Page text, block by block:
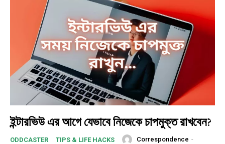
ইন্টারভিউ এর আগে যেভাবে নিজেকে চাপমুক্ত রাখবেন?
ODDCASTER TIPS & LIFE HACKS Correspondence -